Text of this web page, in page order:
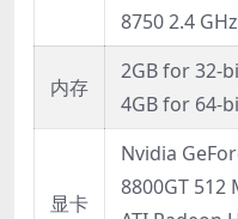
8750 2.4 GHz
内存
2GB for 32-
4GB for 64-
显卡
Nvidia
8800GT 512